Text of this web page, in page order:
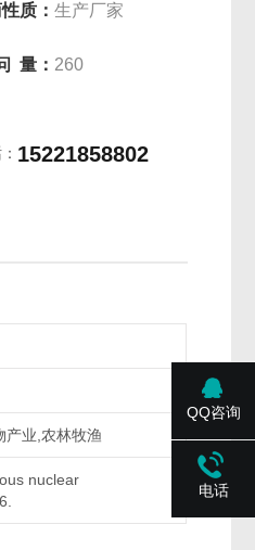
质：生产厂家
量： 260
15221858802
产业,农林牧渔
nuclear
QQ咨询
电话